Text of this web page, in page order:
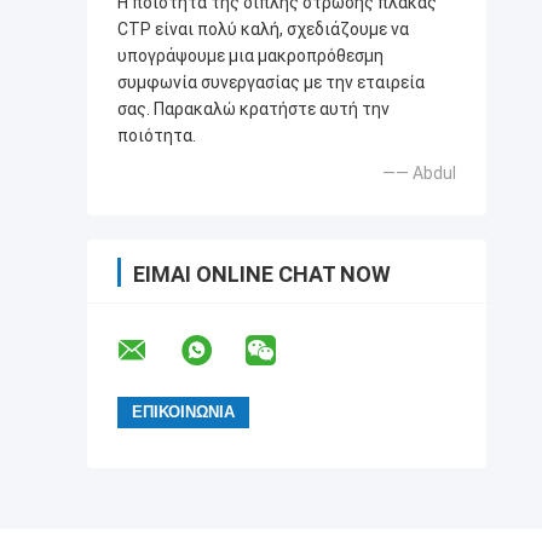
CTP είναι πολύ καλή, σχεδιάζουμε να
υπογράψουμε μια μακροπρόθεσμη
συμφωνία συνεργασίας με την εταιρεία
σας. Παρακαλώ κρατήστε αυτή την
ποιότητα.
—— Abdul
ΕΊΜΑΙ ONLINE CHAT NOW